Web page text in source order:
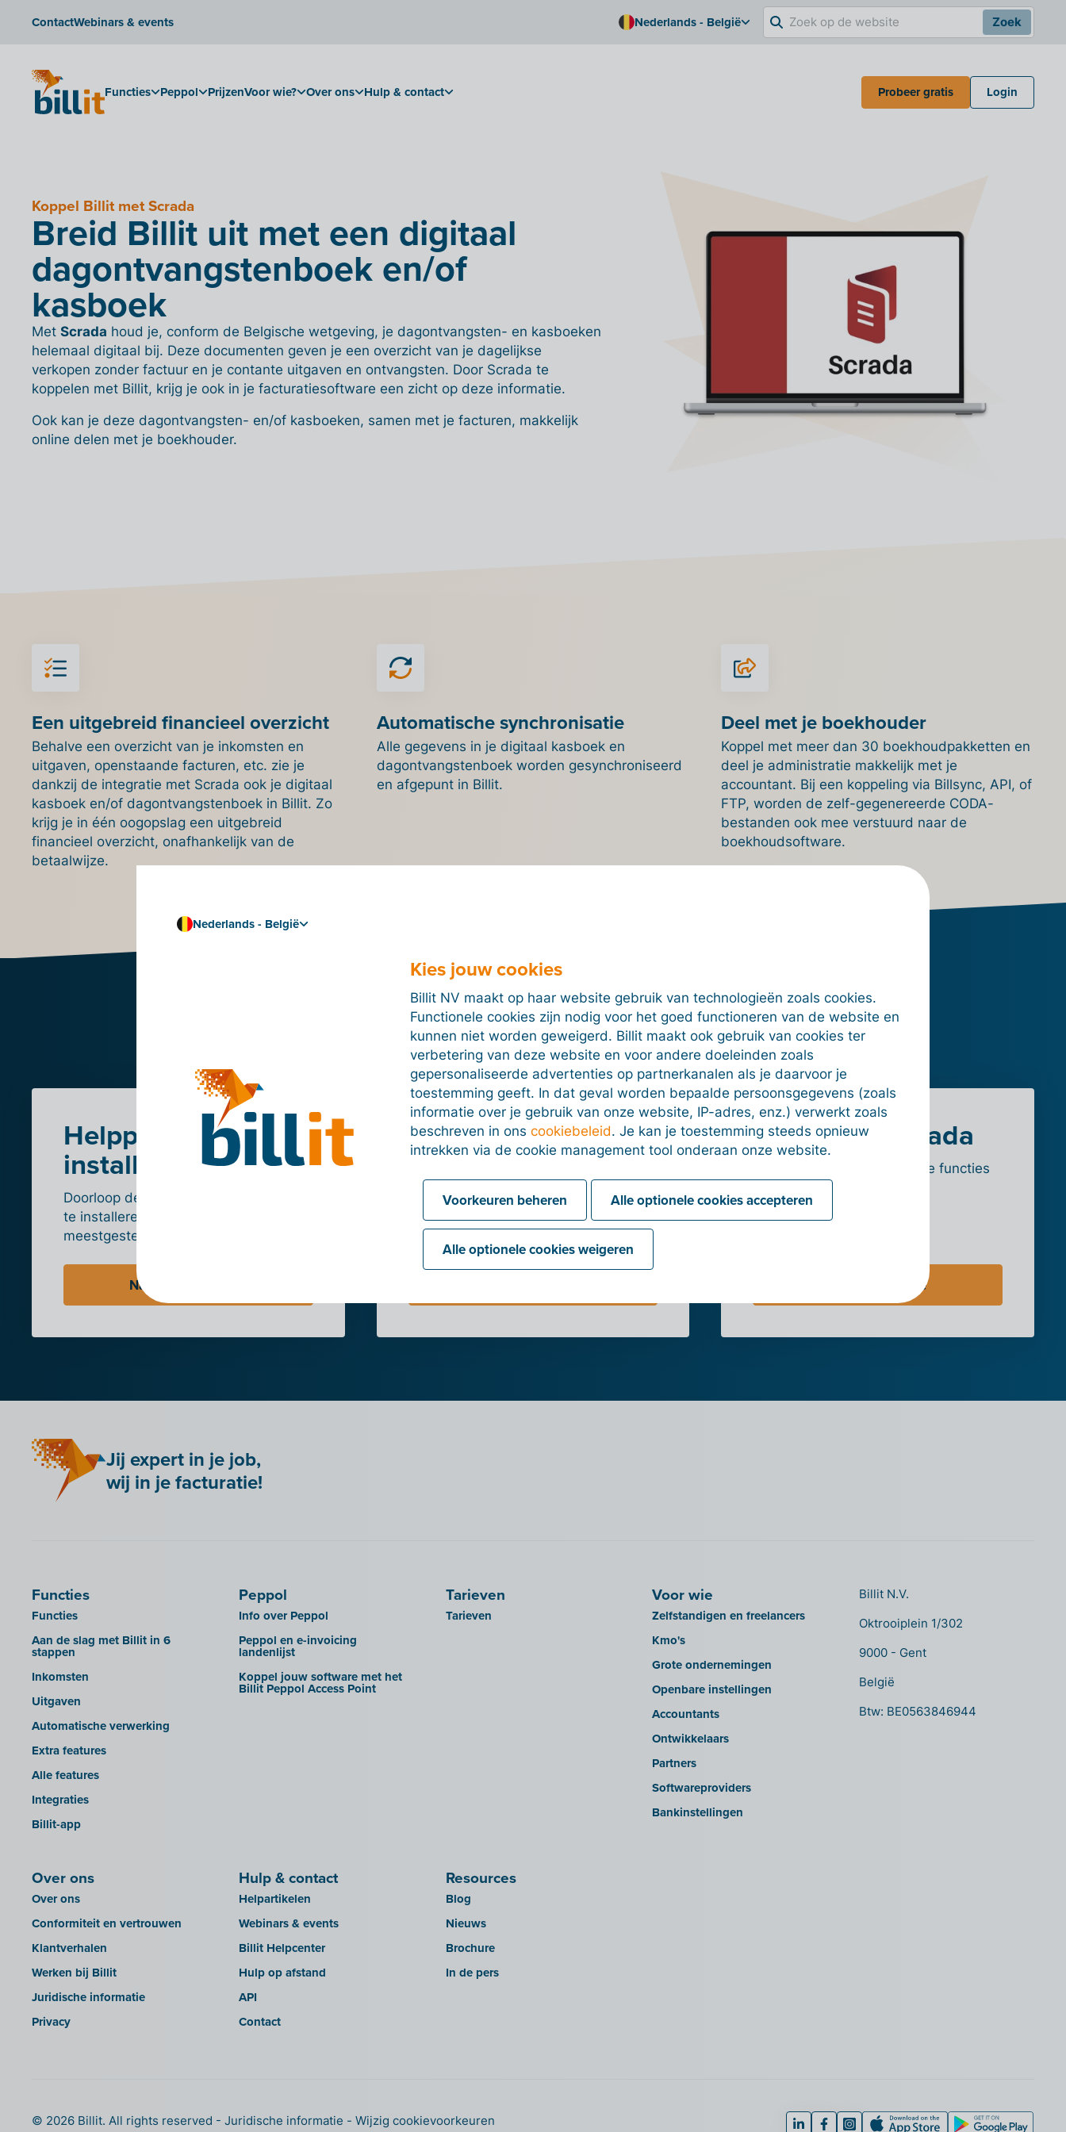
ContactWebinars & events Nederlands - België Zoek
Functies Peppol PrijzenVoor wie? Over ons Hulp & contact Probeer gratis Login
Koppel Billit met Scrada
Breid Billit uit met een digitaal
dagontvangstenboek en/of
kasboek
Met Scrada houd je, conform de Belgische wetgeving, je dagontvangsten- en kasboeken
helemaal digitaal bij. Deze documenten geven je een overzicht van je dagelijkse
verkopen zonder factuur en je contante uitgaven en ontvangsten. Door Scrada te
koppelen met Billit, krijg je ook in je facturatiesoftware een zicht op deze informatie.
Ook kan je deze dagontvangsten- en/of kasboeken, samen met je facturen, makkelijk
online delen met je boekhouder.
Een uitgebreid financieel overzicht
Behalve een overzicht van je inkomsten en
uitgaven, openstaande facturen, etc. zie je
dankzij de integratie met Scrada ook je digitaal
kasboek en/of dagontvangstenboek in Billit. Zo
krijg je in één oogopslag een uitgebreid
financieel overzicht, onafhankelijk van de
betaalwijze.
Automatische synchronisatie
Alle gegevens in je digitaal kasboek en
dagontvangstenboek worden gesynchroniseerd
en afgepunt in Billit.
Deel met je boekhouder
Koppel met meer dan 30 boekhoudpakketten en
deel je administratie makkelijk met je
accountant. Bij een koppeling via Billsync, API, of
FTP, worden de zelf-gegenereerde CODA-
bestanden ook mee verstuurd naar de
boekhoudsoftware.
Probeer nu de integratie van Billit
met Scrada
Helppagina
installatie
Doorloop de stappen om de integratie
te installeren en lees de
meestgestelde vragen.
Naar de helppagina
Maak een Billit-
account
Test alle functies van Billit 15 dagen
gratis uit.
Meer over Scrada
Kom meer te weten over alle functies
Naar de website
Jij expert in je job,
wij in je facturatie!
Functies
Functies
Aan de slag met Billit in 6
stappen
Inkomsten
Uitgaven
Automatische verwerking
Extra features
Alle features
Integraties
Billit-app
Peppol
Info over Peppol
Peppol en e-invoicing
landenlijst
Koppel jouw software met het
Billit Peppol Access Point
Tarieven
Tarieven
Voor wie
Zelfstandigen en freelancers
Kmo's
Grote ondernemingen
Openbare instellingen
Accountants
Ontwikkelaars
Partners
Softwareproviders
Bankinstellingen
Over ons
Over ons
Conformiteit en vertrouwen
Klantverhalen
Werken bij Billit
Juridische informatie
Privacy
Hulp & contact
Helpartikelen
Webinars & events
Billit Helpcenter
Hulp op afstand
API
Contact
Resources
Blog
Nieuws
Brochure
In de pers
Billit N.V.
Oktrooiplein 1/302
9000 - Gent
België
Btw: BE0563846944
© 2026 Billit. All rights reserved Juridische informatie Wijzig cookievoorkeuren
Nederlands - België
Kies jouw cookies
Billit NV maakt op haar website gebruik van technologieën zoals cookies.
Functionele cookies zijn nodig voor het goed functioneren van de website en
kunnen niet worden geweigerd. Billit maakt ook gebruik van cookies ter
verbetering van deze website en voor andere doeleinden zoals
gepersonaliseerde advertenties op partnerkanalen als je daarvoor je
toestemming geeft. In dat geval worden bepaalde persoonsgegevens (zoals
informatie over je gebruik van onze website, IP-adres, enz.) verwerkt zoals
beschreven in onscookiebeleid. Je kan je toestemming steeds opnieuw
intrekken via de cookie management tool onderaan onze website.
Voorkeuren beheren Alle optionele cookies accepteren
Alle optionele cookies weigeren